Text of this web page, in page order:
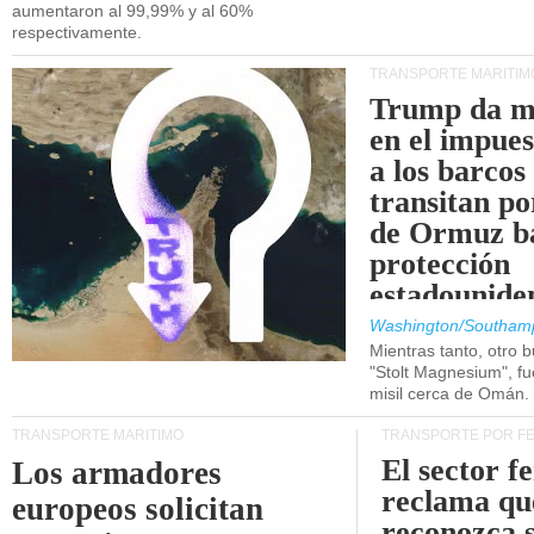
aumentaron al 99,99% y al 60%
respectivamente.
TRANSPORTE
Trump da
en el
a los barcos
transitan
de Ormuz
protección
Washington/
Mientras tanto, otro
"Stolt Magnesium",
misil cerca de Omán.
TRANSPORTE MARÍTIMO
Los armadores
europeos solicitan
TRANSPORTE POR
El sector
reclama